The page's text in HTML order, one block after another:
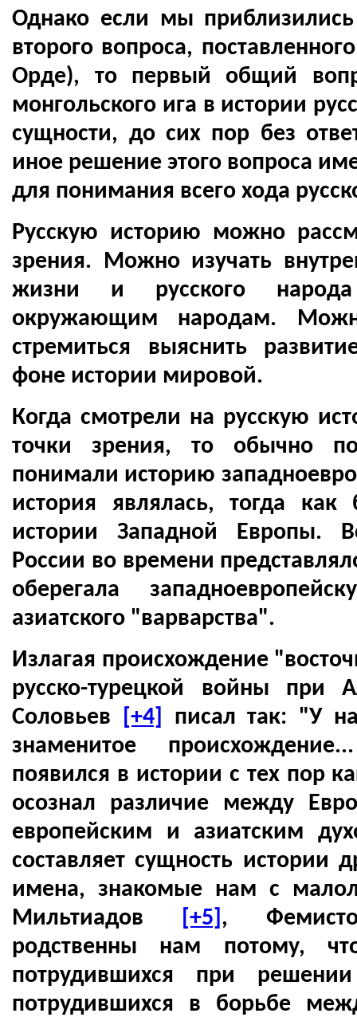
Однако если мы
второго вопроса,
Орде), то первый общий
монгольского ига в истории
сущности, до сих пор без
иное решение этого вопроса
для понимания всего хода
Русскую историю можно
зрения. Можно изучать
жизни и русского народа
окружающим народам.
стремиться выяснить
фоне истории мировой.
Когда смотрели на русскую
точки зрения, то обычно
понимали историю
история являлась, тогда
истории Западной Европы.
России во времени
оберегала
азиатского "варварства".
Излагая происхождение
русско-турецкой войны при
Соловьев
[+4]
писал так: "У
знаменитое
появился в истории с тех пор
осознал различие между
европейским и азиатским
составляет сущность истории
имена, знакомые нам с
Мильтиадов
[+5] ,
родственны нам потому,
потрудившихся при решении
потрудившихся в борьбе